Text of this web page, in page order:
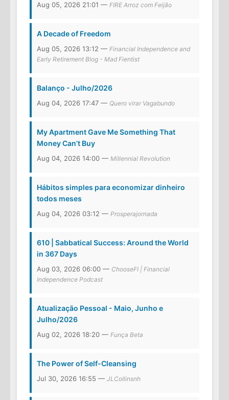
Aug 05, 2026 21:01 — FIRE Arroz com Feijão
A Decade of Freedom
Aug 05, 2026 13:12 — Financial Independence and
Early Retirement Blog - Mad Fientist
Balanço - Julho/2026
Aug 04, 2026 17:47 — Quero virar Vagabundo
My Apartment Gave Me Something That
Money Can’t Buy
Aug 04, 2026 14:00 — Millennial Revolution
Hábitos simples para economizar dinheiro
todos meses
Aug 04, 2026 03:12 — Prosperajornada
610 | Sabbatical Success: Around the World
in 367 Days
Aug 03, 2026 06:00 — ChooseFI | Financial
Independence Podcast
Atualização Pessoal - Maio, Junho e
Julho/2026
Aug 02, 2026 18:20 — Funça Beta
The Power of Self-Cleansing
Jul 30, 2026 16:55 — JLCollinsnh